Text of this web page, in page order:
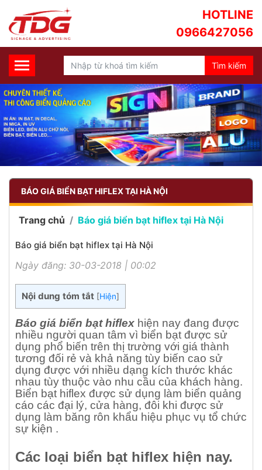
HOTLINE
0966427056
BÁO GIÁ BIỂN BẠT HIFLEX TẠI HÀ NỘI
Trang chủ Báo giá biển bạt hiflex tại Hà Nội
Báo giá biển bạt hiflex tại Hà Nội
Ngày đăng: 30-03-2018 | 00:02
Nội dung tóm tắt [Hiện]
Báo giá biển bạt hiflex hiện nay đang được
nhiều người quan tâm vì biển bạt được sử
dụng phổ biến trên thị trường với giá thành
tương đối rẻ và khả năng tùy biến cao sử
dụng được với nhiều dạng kích thước khác
nhau tùy thuộc vào nhu cầu của khách hàng.
Biển bạt hiflex được sử dụng làm biển quảng
cáo các đại lý, cửa hàng, đôi khi được sử
dụng làm băng rôn khẩu hiệu phục vụ tổ chức
sự kiện .
Các loại biển bạt hiflex hiện nay.